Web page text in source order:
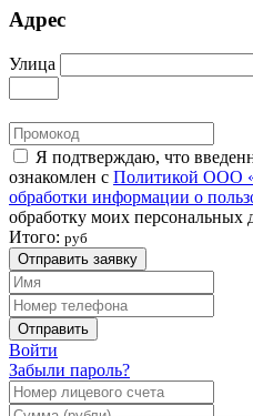
Адрес
Улица
Я подтверждаю, что
ознакомлен с Политикой ООО
обработки информации о
обработку моих персональных
Итого: руб
Отправить заявку
Отправить
Войти
Забыли пароль?